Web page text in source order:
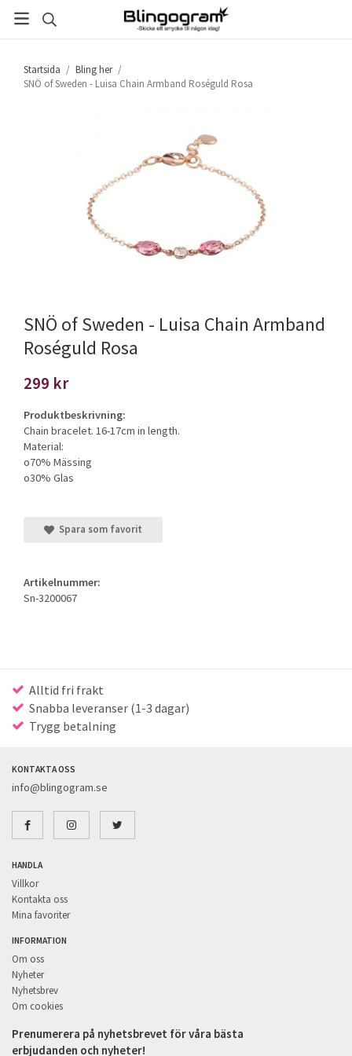
Startsida / Bling her /
SNÖ of Sweden - Luisa Chain Armband Roséguld Rosa
SNÖ of Sweden - Luisa Chain Armband
Roséguld Rosa
299 kr
Produktbeskrivning:
Chain bracelet. 16-17cm in length.
Material:
o70% Mässing
o30% Glas
Spara som favorit
Artikelnummer:
Sn-3200067
Alltid fri frakt
Snabba leveranser (1-3 dagar)
Trygg betalning
KONTAKTA OSS
info@blingogram.se
HANDLA
Villkor
Kontakta oss
Mina favoriter
INFORMATION
Om oss
Nyheter
Nyhetsbrev
Om cookies
Prenumerera på nyhetsbrevet för våra bästa
erbjudanden och nyheter!